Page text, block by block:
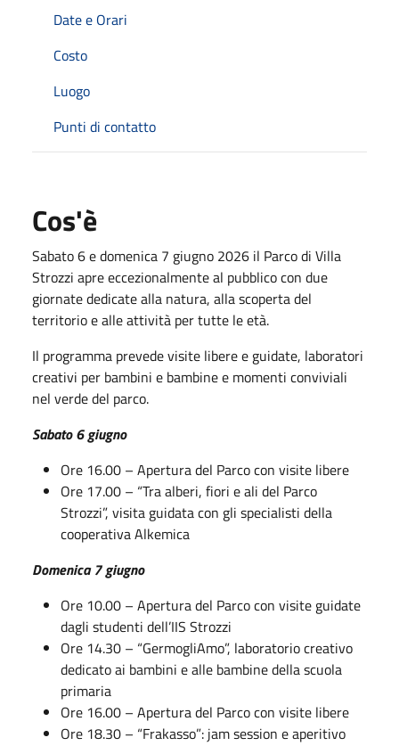
Date e Orari
Costo
Luogo
Punti di contatto
Cos'è
Sabato 6 e domenica 7 giugno 2026 il Parco di Villa
Strozzi apre eccezionalmente al pubblico con due
giornate dedicate alla natura, alla scoperta del
territorio e alle attività per tutte le età.
Il programma prevede visite libere e guidate, laboratori
creativi per bambini e bambine e momenti conviviali
nel verde del parco.
Sabato 6 giugno
Ore 16.00 – Apertura del Parco con visite libere
Ore 17.00 – “Tra alberi, fiori e ali del Parco
Strozzi”, visita guidata con gli specialisti della
cooperativa Alkemica
Domenica 7 giugno
Ore 10.00 – Apertura del Parco con visite guidate
dagli studenti dell’IIS Strozzi
Ore 14.30 – “GermogliAmo”, laboratorio creativo
dedicato ai bambini e alle bambine della scuola
primaria
Ore 16.00 – Apertura del Parco con visite libere
Ore 18.30 – “Frakasso”: jam session e aperitivo